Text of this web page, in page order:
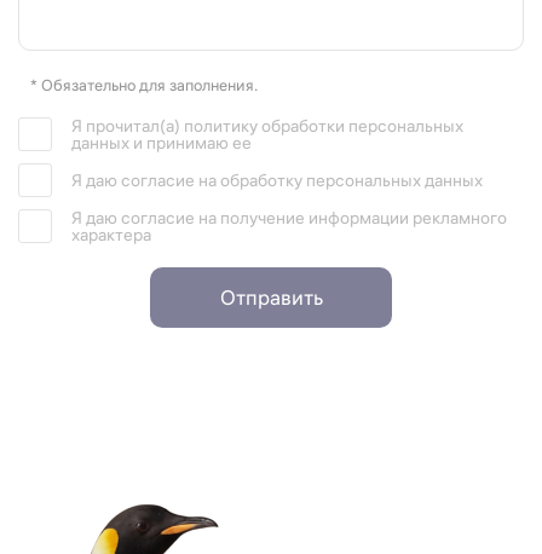
* Обязательно для заполнения.
Я прочитал(а) политику обработки персональных
данных и принимаю ее
Я даю согласие на обработку персональных данных
Я даю согласие на получение информации рекламного
характера
Отправить